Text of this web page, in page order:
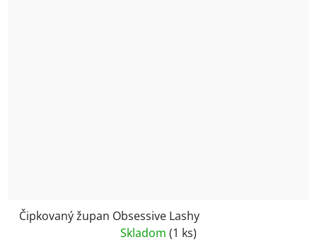
Čipkovaný župan Obsessive Lashy
Skladom (1 ks)